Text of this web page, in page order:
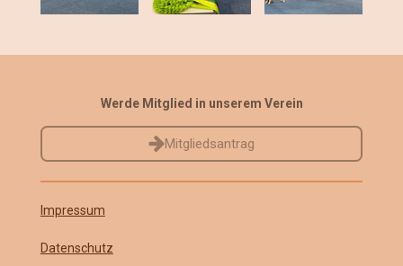
Werde Mitglied in unserem Verein
Mitgliedsantrag
Impressum
Datenschutz